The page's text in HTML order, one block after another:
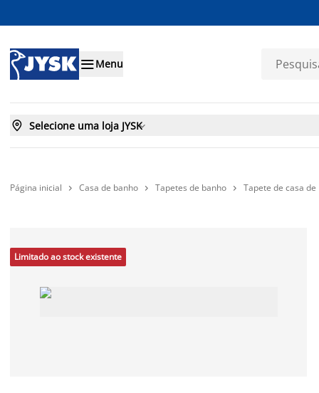
Menu
 Selecione uma loja JYSK
Página inicial  Casa de banho  Tapetes de banho  Tapete de casa de
Limitado ao stock existente